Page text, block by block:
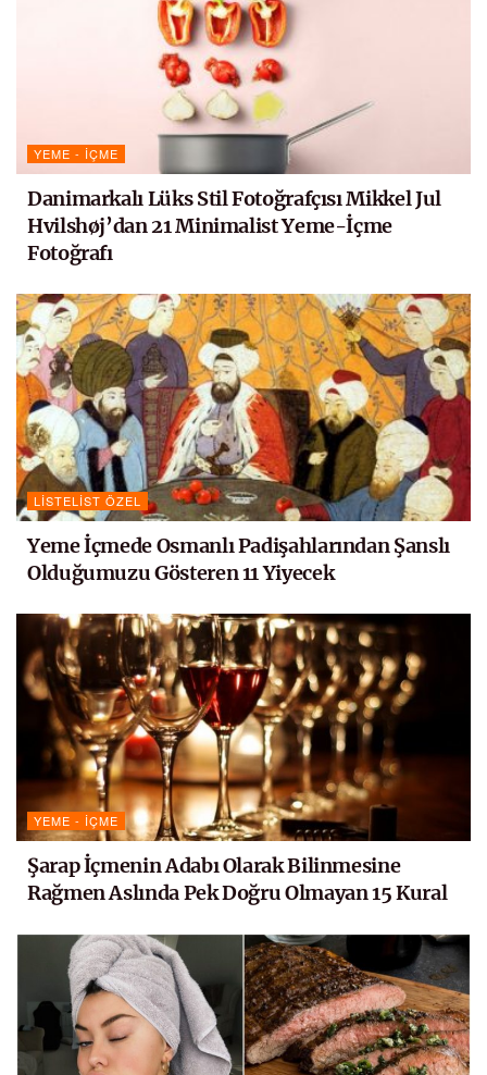
YEME - İÇME
Danimarkalı Lüks Stil Fotoğrafçısı Mikkel Jul
Hvilshøj’dan 21 Minimalist Yeme-İçme
Fotoğrafı
LISTELIST ÖZEL
Yeme İçmede Osmanlı Padişahlarından Şanslı
Olduğumuzu Gösteren 11 Yiyecek
YEME - İÇME
Şarap İçmenin Adabı Olarak Bilinmesine
Rağmen Aslında Pek Doğru Olmayan 15 Kural